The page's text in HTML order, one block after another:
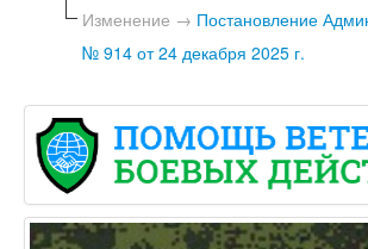
Изменение → Постановление
№ 914 от 24 декабря 2025 г.